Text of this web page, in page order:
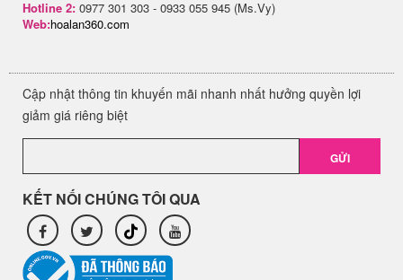
Hotline 2: 0977 301 303 - 0933 055 945 (Ms.Vy)
Web:hoalan360.com
Cập nhật thông tin khuyến mãi nhanh nhất hưởng quyền lợi
giảm giá riêng biệt
GỬI
KẾT NỐI CHÚNG TÔI QUA